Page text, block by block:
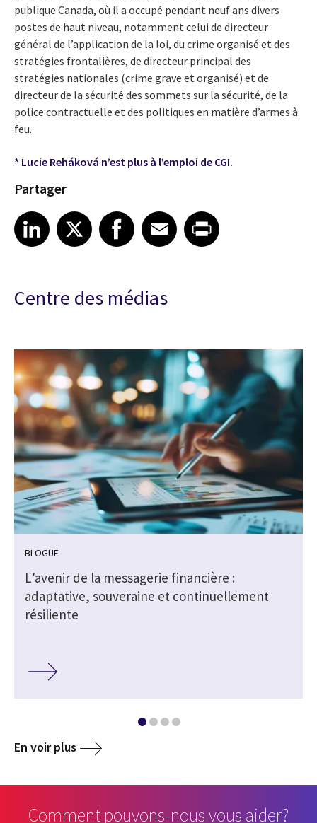
publique Canada, où il a occupé pendant neuf ans divers
postes de haut niveau, notamment celui de directeur
général de l’application de la loi, du crime organisé et des
stratégies frontalières, de directeur principal des
stratégies nationales (crime grave et organisé) et de
directeur de la sécurité des sommets sur la sécurité, de la
police contractuelle et des politiques en matière d’armes à
feu.
* Lucie Reháková n’est plus à l’emploi de CGI.
Partager
Share article on LinkedIn
LinkedIn
Share article on XShare article on Facebook
Facebook
Share article on Email
EmailShare article on Print
Centre des médias
BLOGUE
L’avenir de la messagerie financière :
adaptative, souveraine et continuellement
résiliente
En voir plus
Comment pouvons-nous vous aider?